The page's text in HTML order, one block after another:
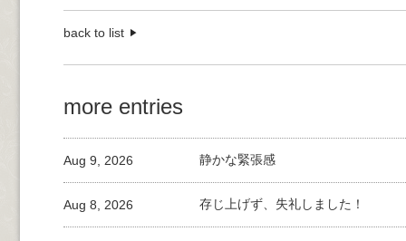
back to list
more entries
静かな緊張感
Aug 9, 2026
存じ上げず、失礼しました！
Aug 8, 2026